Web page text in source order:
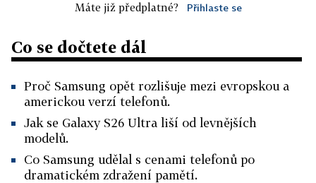
Máte již předplatné? Přihlaste se
Co se dočtete dál
Proč Samsung opět rozlišuje mezi evropskou a
americkou verzí telefonů.
Jak se Galaxy S26 Ultra liší od levnějších
modelů.
Co Samsung udělal s cenami telefonů po
dramatickém zdražení pamětí.